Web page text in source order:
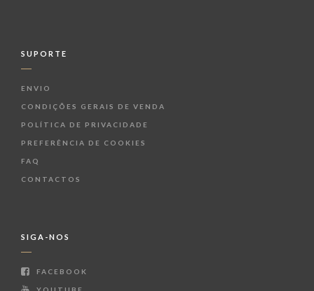
SUPORTE
ENVIO
CONDIÇÕES GERAIS DE VENDA
POLÍTICA DE PRIVACIDADE
PREFERÊNCIA DE COOKIES
FAQ
CONTACTOS
SIGA-NOS
FACEBOOK
YOUTUBE